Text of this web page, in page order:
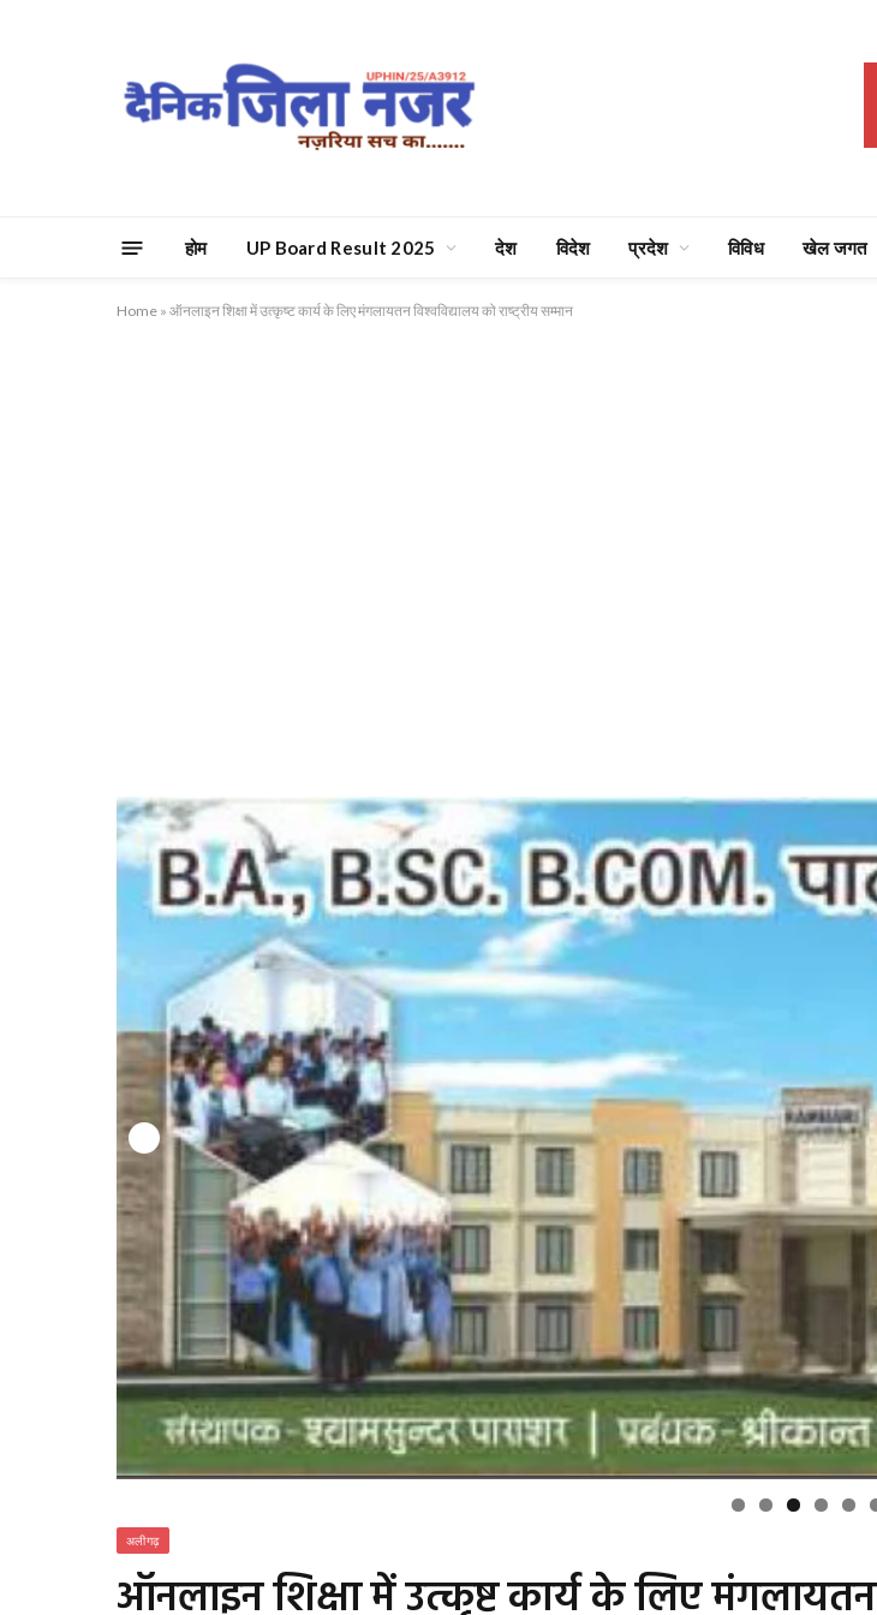
होम UP Board Result 2025 देश विदेश प्रदेश विविध खेल जगत
Home » ऑनलाइन शिक्षा में उत्कृष्ट कार्य के लिए मंगलायतन विश्वविद्यालय को राष्ट्रीय सम्मान
अलीगढ़
ऑनलाइन शिक्षा में उत्कृष्ट कार्य के लिए मंगलायतन